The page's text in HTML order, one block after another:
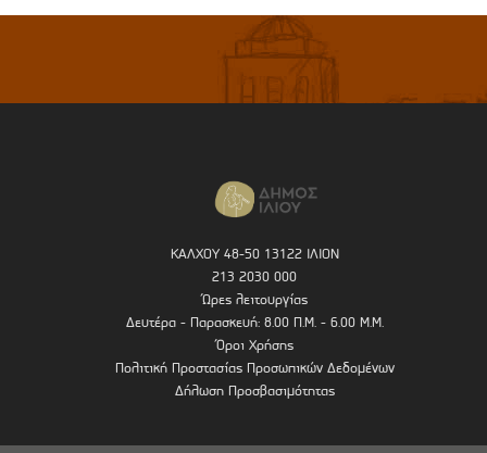
ΚΑΛΧΟΥ 48-50 13122 ΙΛΙΟΝ
213 2030 000
Ώρες λειτουργίας
Δευτέρα - Παρασκευή: 8.00 Π.Μ. - 6.00 Μ.Μ.
Όροι Χρήσης
Πολιτική Προστασίας Προσωπικών Δεδομένων
Δήλωση Προσβασιμότητας